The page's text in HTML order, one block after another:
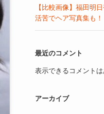
【比較画像】福田明
活苦でヘア写真集も！
最近のコメント
表示できるコメントは
アーカイブ